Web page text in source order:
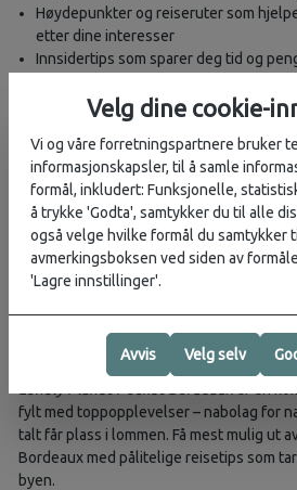
Høydepunkter og reiseruter som
etter dine interesser
Innsidertips som sparer deg tid og
All nødvendig informasjon lett
telefonnumre, nettsider, transport og
Ærlige anmeldelser for alle budsjetter
severdigheter, uteliv, shopping og
Brukervennlig oppsett med praktiske
nabolag for enkel planlegging
Dekker:
Saint-Pierre, Saint-Paul og Triangle d'Or,
fylt med toppopplevelser – nabolag for
talt får plass i lommen. Få mest mulig ut
Bordeaux med pålitelige reisetips som
byen.
Velg dine cookie-
Vi og våre forretningspartnere bruker
informasjonskapsler, til å samle
formål, inkludert: Funksjonelle,
å trykke 'Godta', samtykker du til alle
også velge hvilke formål du samtykker
avmerkingsboksen ved siden av
'Lagre innstillinger'.
Avvis Velg selv